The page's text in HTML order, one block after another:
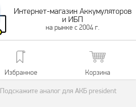
Интернет-магазин Аккумуляторов
и ИБП
на рынке с 2004 г.
Избранное Корзина
Подскажите аналог для АКБ president